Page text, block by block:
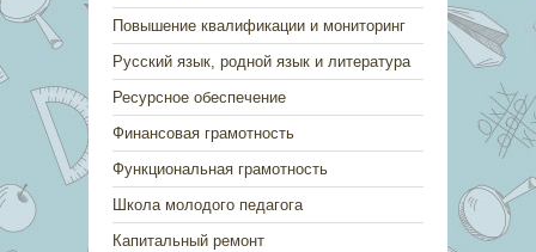
Повышение квалификации и мониторинг
Русский язык, родной язык и литература
Ресурсное обеспечение
Финансовая грамотность
Функциональная грамотность
Школа молодого педагога
Капитальный ремонт